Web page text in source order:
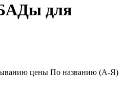
для
цены По названию (А-Я)